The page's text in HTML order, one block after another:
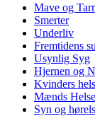
Mave og
Smerter
Underliv
Fremtidens
Usynlig Syg
Hjernen og
Kvinders
Mænds Helse
Syn og